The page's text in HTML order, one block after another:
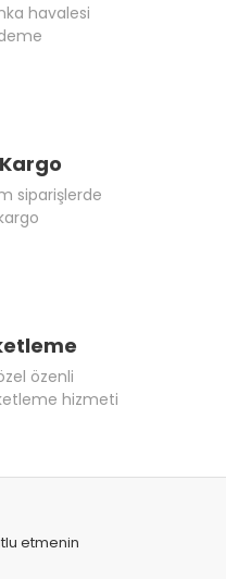
havalesi
siparişlerde
özenli
hizmeti
etmenin